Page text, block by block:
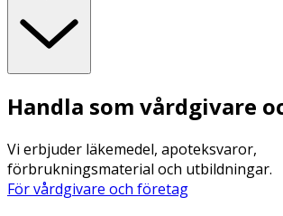
Handla som vårdgivare
Vi erbjuder läkemedel, apoteksvaror,
förbrukningsmaterial och utbildningar.
För vårdgivare och företag